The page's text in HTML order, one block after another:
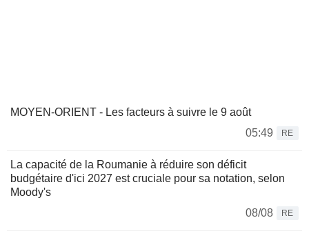
MOYEN-ORIENT - Les facteurs à suivre le 9 août
05:49
RE
La capacité de la Roumanie à réduire son déficit
budgétaire d'ici 2027 est cruciale pour sa notation, selon
Moody's
08/08
RE